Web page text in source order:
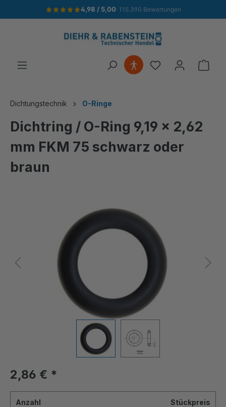
springen 4,98 / 5,00· 115.390 Bewertungen
Dichtungstechnik O-Ringe
Dichtring / O-Ring 9,19 x 2,62
mm FKM 75 schwarz oder
braun
Bildergalerie überspringen
2,86 € *
Anzahl Stückpreis